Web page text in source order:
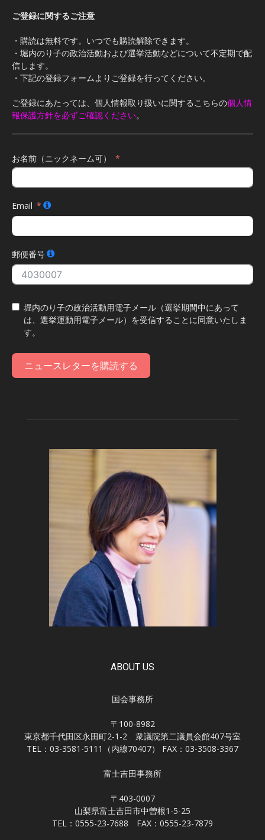
ご登録に関するご注意
・購読は無料です。いつでも購読解除できます。
・堀内のり子の政治活動および選挙活動などについて不定期で配
信します。
・下記の登録フォームよりご登録を行ってください。
ご登録にあたっては、個人情報取り扱いに関するこちらの個人情
報保護方針を必ずご確認ください。
お名前（ニックネーム可）
Email
郵便番号
堀内のり子の政治活動用電子メール（選挙期間中にあって
は、選挙運動用電子メール）を受信することに同意いたしま
す。
ニュースレターを購読する
ABOUT US
国会事務所
〒100-8982
東京都千代田区永田町2-1-2 衆議院第二議員会館407号室
TEL：03-3581-5111（内線70407） FAX：03-3508-3367
富士吉田事務所
〒403-0007
山梨県富士吉田市中曽根1-5-25
TEL：0555-23-7688 FAX：0555-23-7879